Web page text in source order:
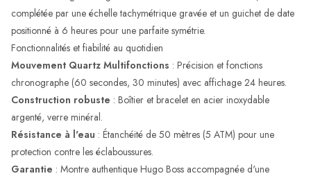
complétée par une échelle tachymétrique gravée et un guichet de date
positionné à 6 heures pour une parfaite symétrie.
Fonctionnalités et fiabilité au quotidien
Mouvement Quartz Multifonctions : Précision et fonctions
chronographe (60 secondes, 30 minutes) avec affichage 24 heures.
Construction robuste : Boîtier et bracelet en acier inoxydable
argenté, verre minéral.
Résistance à l'eau : Étanchéité de 50 mètres (5 ATM) pour une
protection contre les éclaboussures.
Garantie : Montre authentique Hugo Boss accompagnée d'une